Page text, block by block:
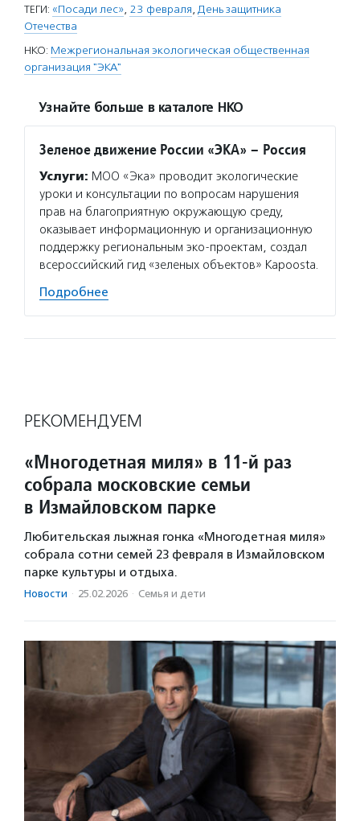
ТЕГИ: «Посади лес», 23 февраля, День защитника
Отечества
НКО: Межрегиональная экологическая общественная
организация "ЭКА"
Узнайте больше в каталоге НКО
Зеленое движение России «ЭКА» – Россия
Услуги: МОО «Эка» проводит экологические
уроки и консультации по вопросам нарушения
прав на благоприятную окружающую среду,
оказывает информационную и организационную
поддержку региональным эко-проектам, создал
всероссийский гид «зеленых объектов» Kapoosta.
Подробнее
РЕКОМЕНДУЕМ
«Многодетная миля» в 11-й раз
собрала московские семьи
в Измайловском парке
Любительская лыжная гонка «Многодетная миля»
собрала сотни семей 23 февраля в Измайловском
парке культуры и отдыха.
Новости · 25.02.2026 · Семья и дети